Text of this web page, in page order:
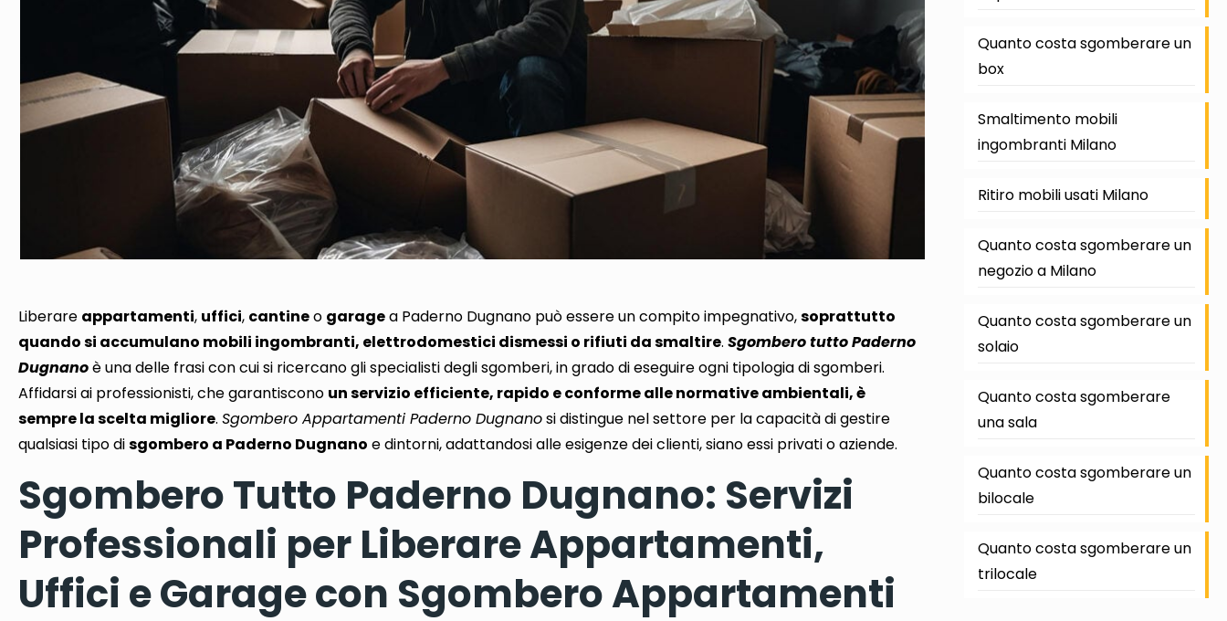
Liberare appartamenti, uffici, cantineo garagea Paderno Dugnano può essere un compito impegnativo,soprattutto
quando si accumulano mobili ingombranti, elettrodomestici dismessi o rifiuti da smaltire.Sgombero tutto Paderno
Dugnanoè una delle frasi con cui si ricercano gli specialisti degli sgomberi, in grado di eseguire ogni tipologia di sgomberi.
Affidarsi ai professionisti, che garantiscono un servizio efficiente, rapido e conforme alle normative ambientali, è
sempre la scelta migliore.Sgombero Appartamenti Paderno Dugnanosi distingue nel settore per la capacità di gestire
qualsiasi tipo disgombero a Paderno Dugnano e dintorni, adattandosi alle esigenze dei clienti, siano essi privati ​​o aziende.
Sgombero Tutto Paderno Dugnano: Servizi
Professionali per Liberare Appartamenti,
Uffici e Garage con Sgombero Appartamenti
Quanto costa sgomberare un
box
Smaltimento mobili
ingombranti Milano
Ritiro mobili usati Milano
Quanto costa sgomberare un
negozio a Milano
Quanto costa sgomberare un
solaio
Quanto costa sgomberare
una sala
Quanto costa sgomberare un
bilocale
Quanto costa sgomberare un
trilocale